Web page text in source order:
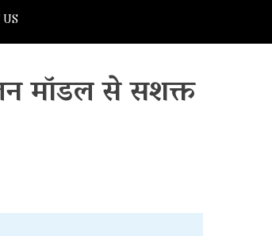
मॉडल से सशक्त